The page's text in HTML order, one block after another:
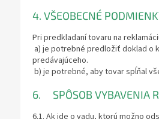
4. VŠEOBECNÉ
Pri predkladaní tovaru na
a) je potrebné predložiť doklad o
predávajúceho.
b) je potrebné, aby tovar spĺňal
6. SPÔSOB VYBAVENIA